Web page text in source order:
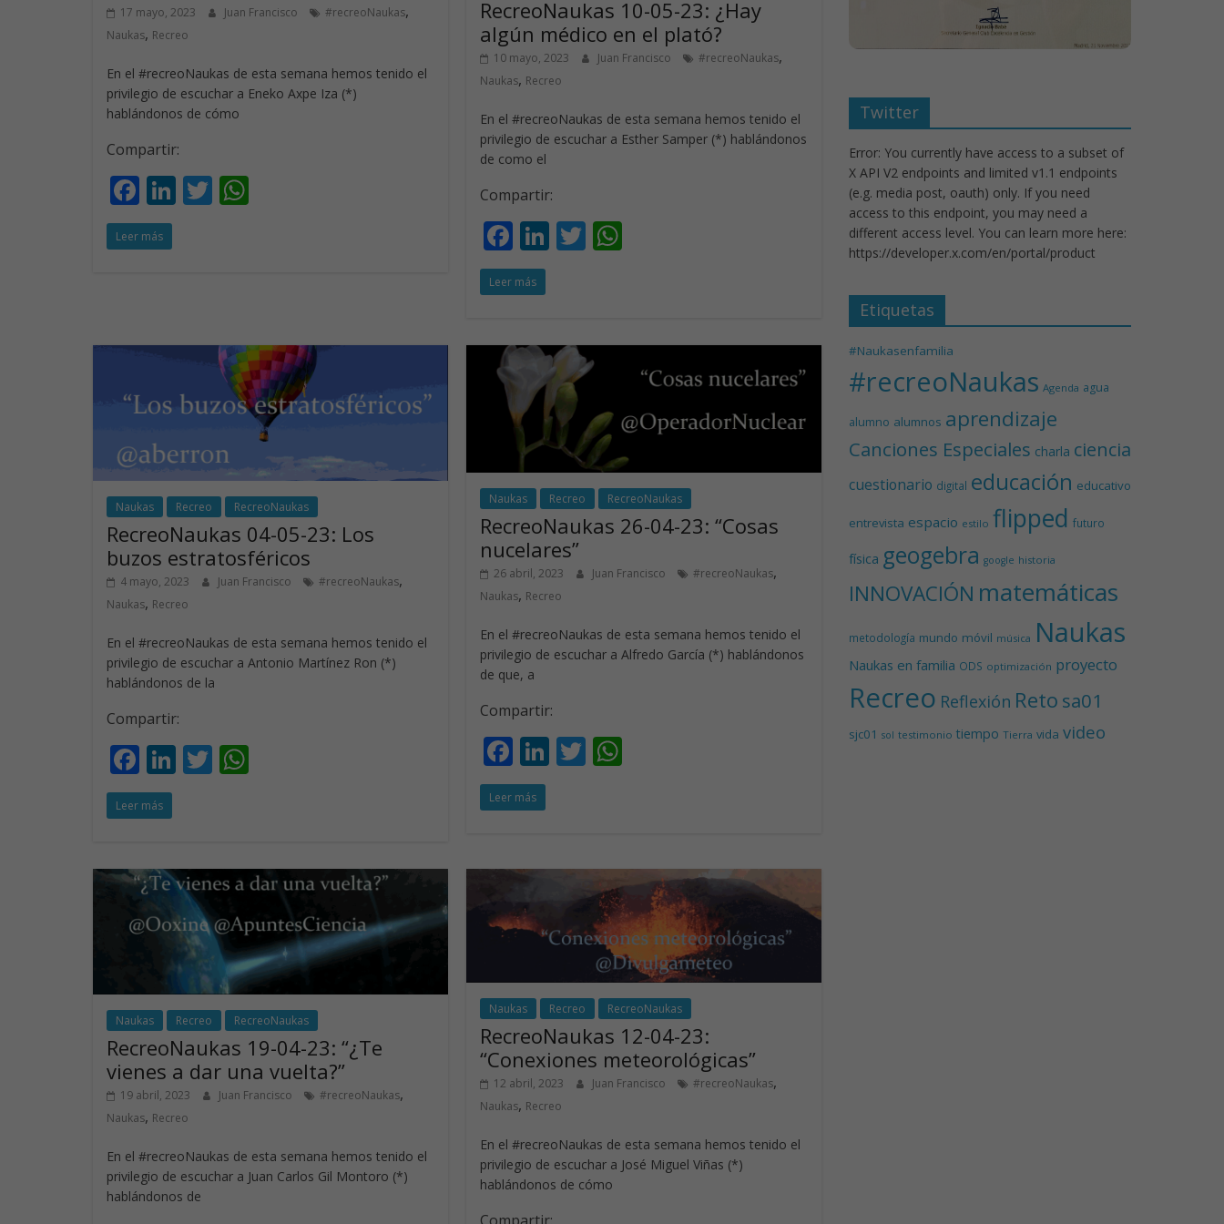
17 mayo, 2023 Juan Francisco #recreoNaukas,
Naukas, Recreo
En el #recreoNaukas de esta semana hemos tenido el
privilegio de escuchar a Eneko Axpe Iza (*)
hablándonos de cómo
Compartir:
F
ac
e
o
Li
n
T
p
p
Leer más
RecreoNaukas 10-05-23: ¿Hay
algún médico en el plató?
10 mayo, 2023 Juan Francisco #recreoNaukas,
Naukas, Recreo
En el #recreoNaukas de esta semana hemos tenido el
privilegio de escuchar a Esther Samper (*) hablándonos
de como el
Compartir:
F
ac
e
o
o
k
Li
dI
n
T
A
p
Leer más
Naukas Recreo RecreoNaukas
RecreoNaukas 04-05-23: Los
buzos estratosféricos
4 mayo, 2023 Juan Francisco #recreoNaukas,
Naukas, Recreo
En el #recreoNaukas de esta semana hemos tenido el
privilegio de escuchar a Antonio Martínez Ron (*)
hablándonos de la
Compartir:
F
ac
e
o
o
k
Li
dI
n
T
A
p
Leer más
Naukas Recreo RecreoNaukas
RecreoNaukas 26-04-23: “Cosas
nucelares”
26 abril, 2023 Juan Francisco #recreoNaukas,
Naukas, Recreo
En el #recreoNaukas de esta semana hemos tenido el
privilegio de escuchar a Alfredo García (*) hablándonos
de que, a
Compartir:
F
ac
e
o
o
k
Li
dI
n
T
A
p
p
Leer más
Naukas Recreo RecreoNaukas
RecreoNaukas 19-04-23: “¿Te
vienes a dar una vuelta?”
19 abril, 2023 Juan Francisco #recreoNaukas,
Naukas, Recreo
En el #recreoNaukas de esta semana hemos tenido el
privilegio de escuchar a Juan Carlos Gil Montoro (*)
hablándonos de
Naukas Recreo RecreoNaukas
RecreoNaukas 12-04-23:
“Conexiones meteorológicas”
12 abril, 2023 Juan Francisco #recreoNaukas,
Naukas, Recreo
En el #recreoNaukas de esta semana hemos tenido el
privilegio de escuchar a José Miguel Viñas (*)
hablándonos de cómo
Twitter
Error: You currently have access to a subset of
X API V2 endpoints and limited v1.1 endpoints
(e.g. media post, oauth) only. If you need
access to this endpoint, you may need a
different access level. You can learn more here:
https://developer.x.com/en/portal/product
Etiquetas
#Naukasenfamilia
#recreoNaukas Agenda agua
alumno alumnos aprendizaje
Canciones Especiales charla ciencia
cuestionario digital educación educativo
entrevista espacio estilo flipped futuro
física geogebra google historia
INNOVACIÓN matemáticas
metodología mundo móvil música Naukas
Naukas en familia ODS optimización proyecto
Recreo Reflexión Reto sa01
sjc01 sol testimonio tiempo Tierra vida video